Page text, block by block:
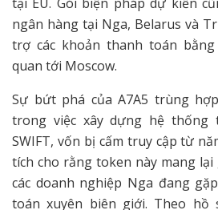
ngân hàng tại Nga, Belarus và
trợ các khoản thanh toán
quan tới Moscow.
Sự bứt phá của A7A5 trùng
trong việc xây dựng hệ thống
SWIFT, vốn bị cấm truy cập từ
tích cho rằng token này mang
các doanh nghiệp Nga đang
toán xuyên biên giới. Theo hồ